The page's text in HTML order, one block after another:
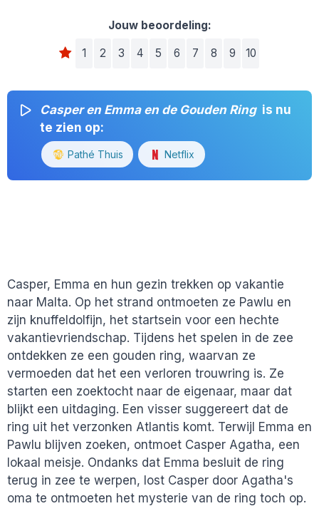
Jouw beoordeling:
1 2 3 4 5 6 7 8 9 10
Casper en Emma en de Gouden Ring is nu
te zien op:
Pathé Thuis Netflix
Casper, Emma en hun gezin trekken op vakantie
naar Malta. Op het strand ontmoeten ze Pawlu en
zijn knuffeldolfijn, het startsein voor een hechte
vakantievriendschap. Tijdens het spelen in de zee
ontdekken ze een gouden ring, waarvan ze
vermoeden dat het een verloren trouwring is. Ze
starten een zoektocht naar de eigenaar, maar dat
blijkt een uitdaging. Een visser suggereert dat de
ring uit het verzonken Atlantis komt. Terwijl Emma en
Pawlu blijven zoeken, ontmoet Casper Agatha, een
lokaal meisje. Ondanks dat Emma besluit de ring
terug in zee te werpen, lost Casper door Agatha's
oma te ontmoeten het mysterie van de ring toch op.